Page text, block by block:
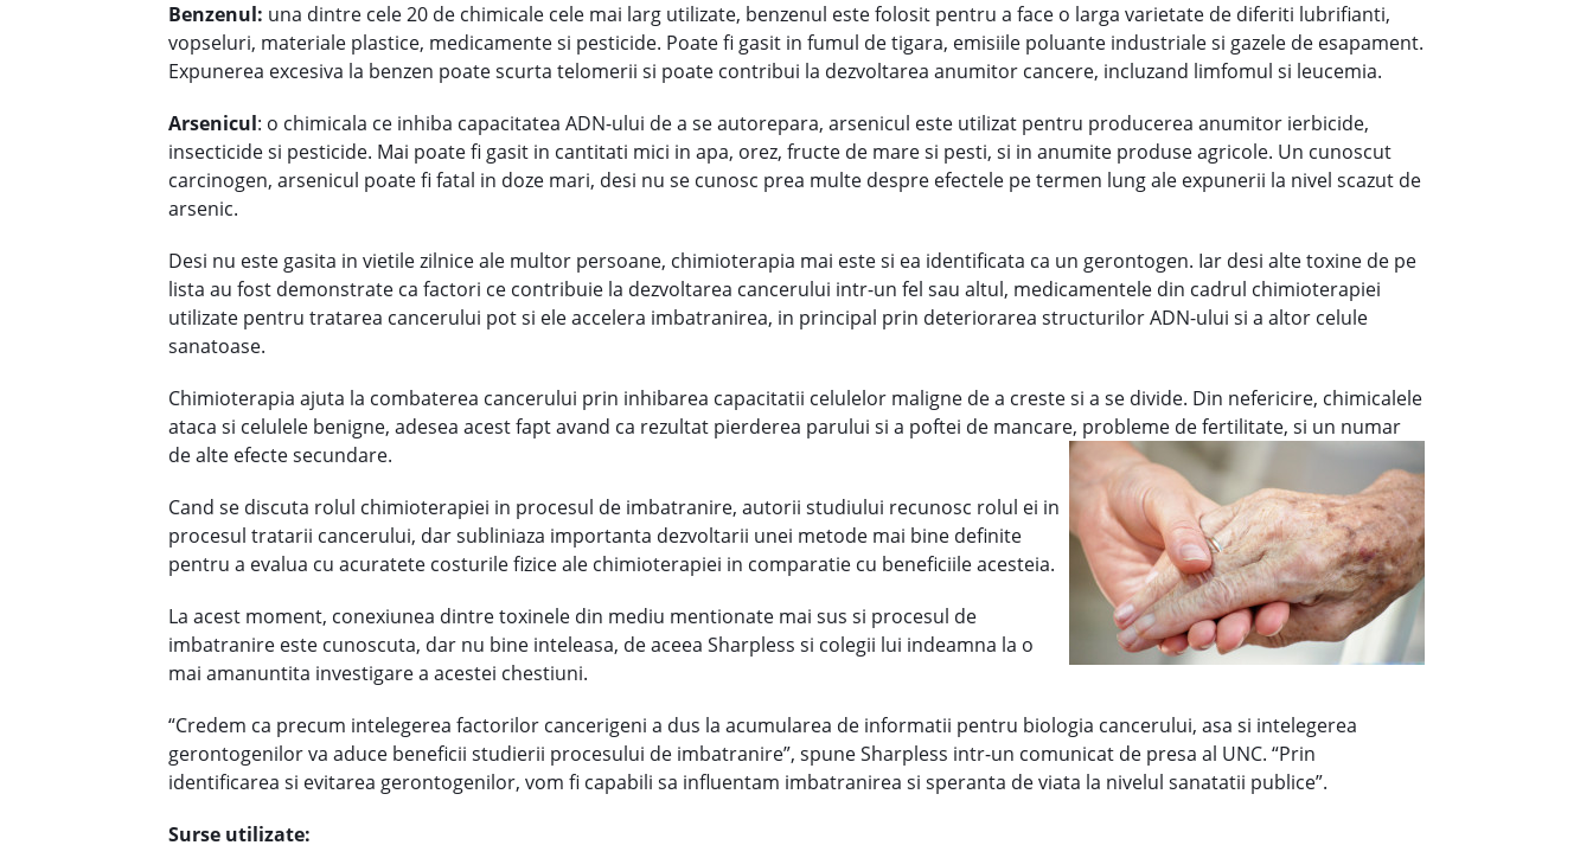
Benzenul: una dintre cele 20 de chimicale cele mai larg utilizate, benzenul este folosit pentru a face o larga varietate de diferiti lubrifianti,
vopseluri, materiale plastice, medicamente si pesticide. Poate fi gasit in fumul de tigara, emisiile poluante industriale si gazele de esapament.
Expunerea excesiva la benzen poate scurta telomerii si poate contribui la dezvoltarea anumitor cancere, incluzand limfomul si leucemia.
Arsenicul: o chimicala ce inhiba capacitatea ADN-ului de a se autorepara, arsenicul este utilizat pentru producerea anumitor ierbicide,
insecticide si pesticide. Mai poate fi gasit in cantitati mici in apa, orez, fructe de mare si pesti, si in anumite produse agricole. Un cunoscut
carcinogen, arsenicul poate fi fatal in doze mari, desi nu se cunosc prea multe despre efectele pe termen lung ale expunerii la nivel scazut de
arsenic.
Desi nu este gasita in vietile zilnice ale multor persoane, chimioterapia mai este si ea identificata ca un gerontogen. Iar desi alte toxine de pe
lista au fost demonstrate ca factori ce contribuie la dezvoltarea cancerului intr-un fel sau altul, medicamentele din cadrul chimioterapiei
utilizate pentru tratarea cancerului pot si ele accelera imbatranirea, in principal prin deteriorarea structurilor ADN-ului si a altor celule
sanatoase.
Chimioterapia ajuta la combaterea cancerului prin inhibarea capacitatii celulelor maligne de a creste si a se divide. Din nefericire, chimicalele
ataca si celulele benigne, adesea acest fapt avand ca rezultat pierderea parului si a poftei de mancare, probleme de fertilitate, si un numar
de alte efecte secundare.
Cand se discuta rolul chimioterapiei in procesul de imbatranire, autorii studiului recunosc rolul ei in
procesul tratarii cancerului, dar subliniaza importanta dezvoltarii unei metode mai bine definite
pentru a evalua cu acuratete costurile fizice ale chimioterapiei in comparatie cu beneficiile acesteia.
La acest moment, conexiunea dintre toxinele din mediu mentionate mai sus si procesul de
imbatranire este cunoscuta, dar nu bine inteleasa, de aceea Sharpless si colegii lui indeamna la o
mai amanuntita investigare a acestei chestiuni.
“Credem ca precum intelegerea factorilor cancerigeni a dus la acumularea de informatii pentru biologia cancerului, asa si intelegerea
gerontogenilor va aduce beneficii studierii procesului de imbatranire”, spune Sharpless intr-un comunicat de presa al UNC. “Prin
identificarea si evitarea gerontogenilor, vom fi capabili sa influentam imbatranirea si speranta de viata la nivelul sanatatii publice”.
Surse utilizate: